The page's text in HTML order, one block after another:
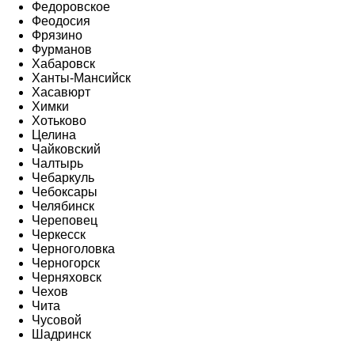
Федоровское
Феодосия
Фрязино
Фурманов
Хабаровск
Ханты-Мансийск
Хасавюрт
Химки
Хотьково
Целина
Чайковский
Чалтырь
Чебаркуль
Чебоксары
Челябинск
Череповец
Черкесск
Черноголовка
Черногорск
Черняховск
Чехов
Чита
Чусовой
Шадринск